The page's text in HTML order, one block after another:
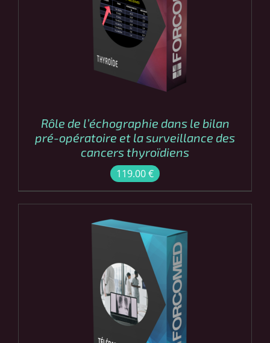
COMMANDER /
DÉTAILS
Rôle de l’échographie dans le bilan
pré-opératoire et la surveillance des
cancers thyroïdiens
119.00€
COMMANDER /
DÉTAILS